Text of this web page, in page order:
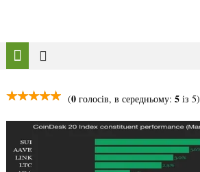
(0голосів, в середньому: 5із 5)